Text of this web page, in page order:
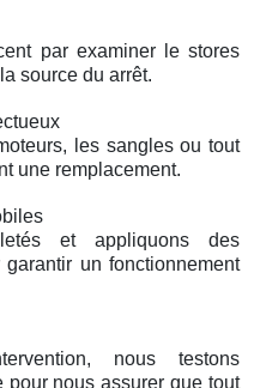
par examiner le stores
source du arrêt.
les sangles ou tout
une remplacement.
et appliquons des
un fonctionnement
nous testons
pour nous assurer que tout